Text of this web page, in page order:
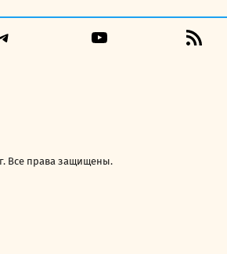
Все права защищены.